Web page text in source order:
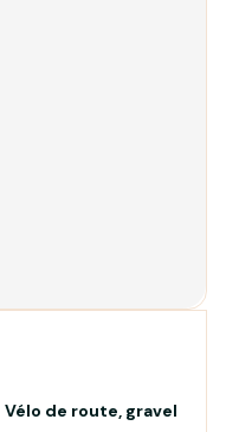
Vélo de route, gravel